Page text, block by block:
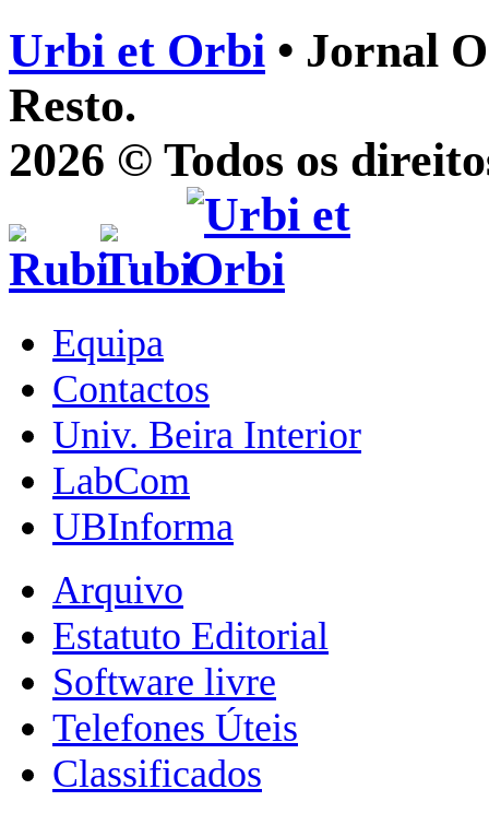
Urbi et Orbi • Jornal
Resto.
2026 © Todos os
Equipa
Contactos
Univ. Beira Interior
LabCom
UBInforma
Arquivo
Estatuto Editorial
Software livre
Telefones Úteis
Classificados